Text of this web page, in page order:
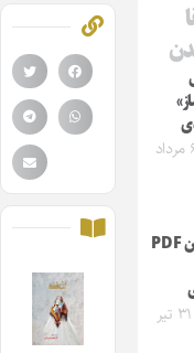
سه‌شنبه ۶ مرداد
درگیسی‌نین PDF
چهارشنبه ۳۱ تیر